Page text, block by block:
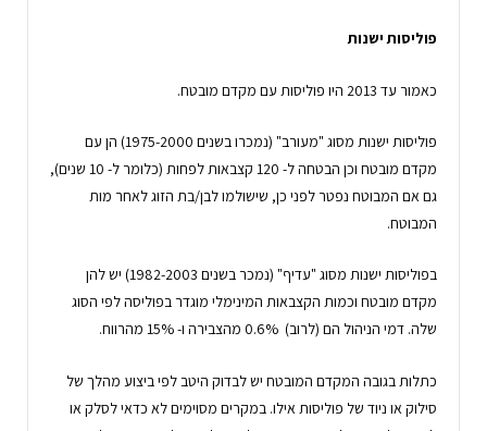
פוליסות ישנות
כאמור עד 2013 היו פוליסות עם מקדם מובטח.
פוליסות ישנות מסוג "מעורב" (נמכרו בשנים 1975-2000) הן עם
מקדם מובטח וכן הבטחה ל- 120 קצבאות לפחות (כלומר ל- 10 שנים),
גם אם המבוטח נפטר לפני כן, שישולמו לבן/בת הזוג לאחר מות
המבוטח.
בפוליסות ישנות מסוג "עדיף" (נמכר בשנים 1982-2003) יש להן
מקדם מובטח וכמות הקצבאות המינימלי מוגדר בפוליסה לפי הסוג
שלה. דמי הניהול הם (לרוב) 0.6% מהצבירה ו- 15% מהרווח.
כתלות בגובה המקדם המובטח יש לבדוק היטב לפי ביצוע מהלך של
סילוק או ניוד של פוליסות אילו. במקרים מסוימים לא כדאי לסלק או